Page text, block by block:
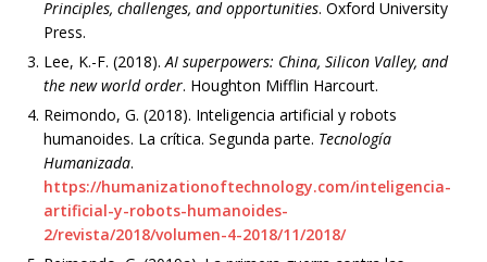
Principles, challenges, and opportunities. Oxford University
Press.
Lee, K.-F. (2018).AI superpowers: China, Silicon Valley, and
the new world order. Houghton Mifflin Harcourt.
Reimondo, G. (2018). Inteligencia artificial y robots
humanoides. La crítica. Segunda parte. Tecnología
Humanizada.
https://humanizationoftechnology.com/inteligencia-
artificial-y-robots-humanoides-
2/revista/2018/volumen-4-2018/11/2018/